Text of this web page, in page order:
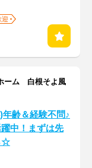
迎
ーム 白根そよ風
年齢＆経験不問♪
中！まずは先
☆